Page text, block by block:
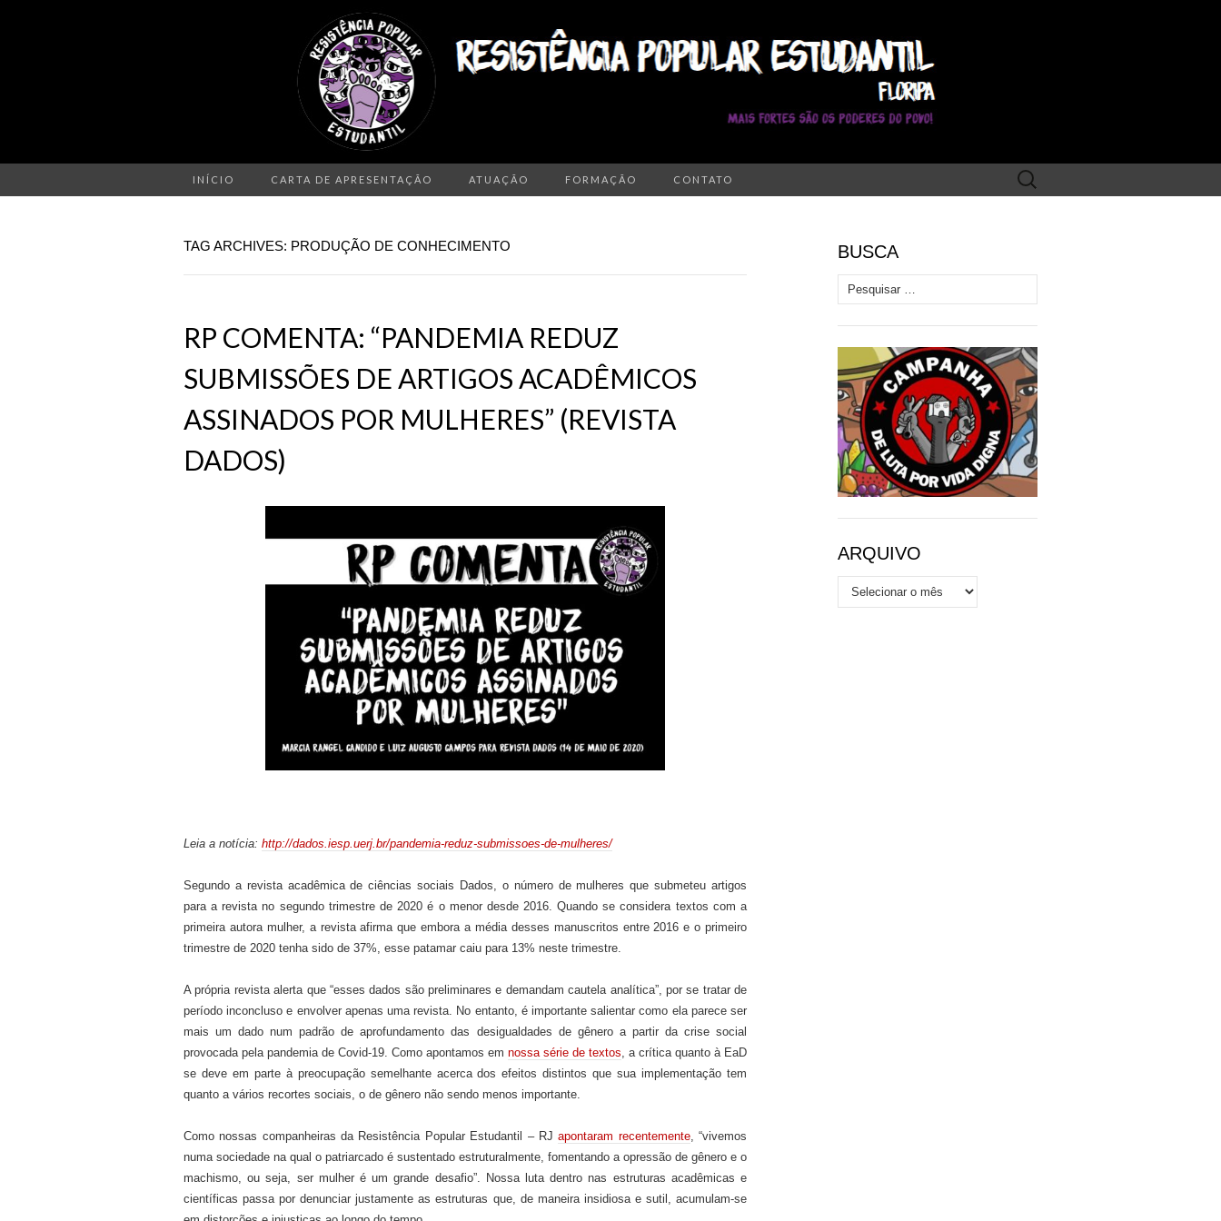
INÍCIO CARTA DE APRESENTAÇÃO ATUAÇÃO FORMAÇÃO CONTATO
Pesquisar
por:
TAG ARCHIVES: PRODUÇÃO DE CONHECIMENTO
RP COMENTA: “PANDEMIA REDUZ
SUBMISSÕES DE ARTIGOS ACADÊMICOS
ASSINADOS POR MULHERES” (REVISTA
DADOS)
Leia a notícia: http://dados.iesp.uerj.br/pandemia-reduz-submissoes-de-mulheres/
Segundo a revista acadêmica de ciências sociais Dados, o número de mulheres que submeteu artigos
para a revista no segundo trimestre de 2020 é o menor desde 2016. Quando se considera textos com a
primeira autora mulher, a revista afirma que embora a média desses manuscritos entre 2016 eo primeiro
trimestre de 2020 tenha sido de 37%, esse patamar caiu para 13% neste trimestre.
A própria revista alerta que “esses dados são preliminares e demandam cautela analítica”, por se tratar de
período inconcluso e envolver apenas uma revista. No entanto, é importante salientar como ela parece ser
mais um dado num padrão de aprofundamento das desigualdades de gênero a partir da crise social
provocada pela pandemia de Covid-19. Como apontamos em nossa série de textos , a crítica quanto à EaD
se deve em parte à preocupação semelhante acerca dos efeitos distintos que sua implementação tem
quanto a vários recortes sociais, o de gênero não sendo menos importante.
Como nossas companheiras da Resistência Popular Estudantil – RJapontaram recentemente, “vivemos
numa sociedade na qual o patriarcado é sustentado estruturalmente, fomentando a opressão de gênero e o
machismo, ou seja, ser mulher é um grande desafio”. Nossa luta dentro nas estruturas acadêmicas e
científicas passa por denunciar justamente as estruturas que, de maneira insidiosa e sutil, acumulam-se
BUSCA
Pesquisar por:
ARQUIVO
Arquivo